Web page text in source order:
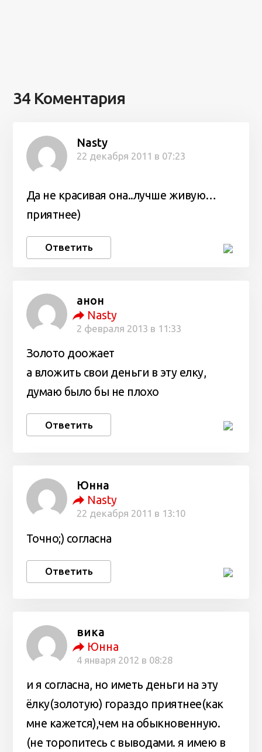
34 Коментария
Nasty
22 декабря 2011 в 07:23
Да не красивая она..лучше живую…
приятнее)
Ответить
анон
Nasty
2 февраля 2013 в 11:33
Золото доожает
а вложить свои деньги в эту елку,
думаю было бы не плохо
Ответить
Юнна
Nasty
22 декабря 2011 в 13:10
Точно;) согласна
Ответить
вика
Юнна
4 января 2012 в 08:28
и я согласна, но иметь деньги на эту
ёлку(золотую) гораздо приятнее(как
мне кажется),чем на обыкновенную.
(не торопитесь с выводами. я имею в